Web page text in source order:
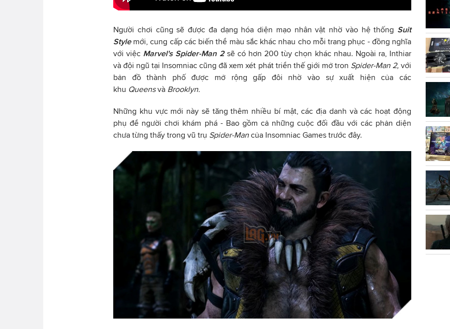
Người chơi cũng sẽ được đa dạng hóa diện mạo nhân vật nhờ vào hệ thống Suit
Style mới, cung cấp các biến thể màu sắc khác nhau cho mỗi trang phục - đồng nghĩa
với việc Marvel's Spider-Man 2 sẽ có hơn 200 tùy chọn khác nhau. Ngoài ra, Inthiar
và đội ngũ tại Insomniac cũng đã xem xét phát triển thế giới mở tron Spider-Man 2,với
bản đồ thành phố được mở rộng gấp đôi nhờ vào sự xuất hiện của các
khu Queensvà Brooklyn.
Những khu vực mới này sẽ tăng thêm nhiều bí mật, các địa danh và các hoạt động
phụ để người chơi khám phá - Bao gồm cả những cuộc đối đầu với các phản diện
chưa từng thấy trong vũ trụ Spider-Man của Insomniac Games trước đây.